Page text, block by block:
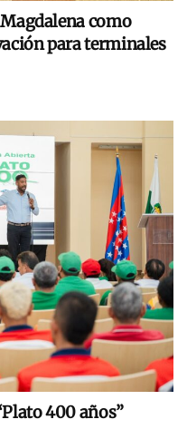
como
para terminales
400 años”